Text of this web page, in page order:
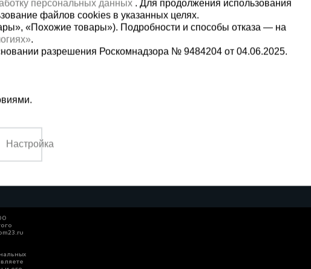
225-00-90
до 17:00,
персональных данных . Для продолжения использования
файлов cookies в указанных целях.
«Похожие товары»). Подробности и способы отказа — на
.
разрешения Роскомнадзора № 9484204 от 04.06.2025.
Настройка